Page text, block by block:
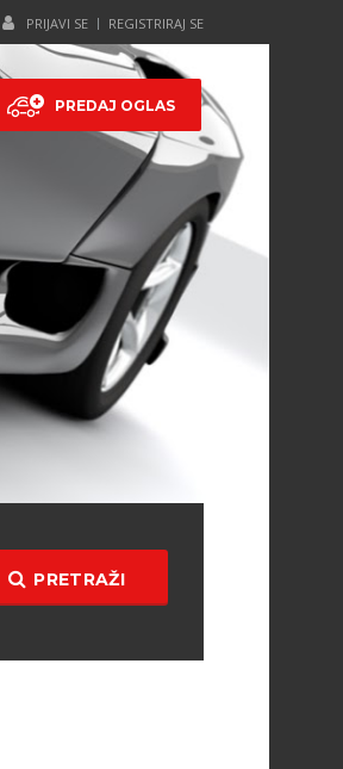
PRIJAVI SE REGISTRIRAJ SE
PREDAJ OGLAS
PRETRAŽI